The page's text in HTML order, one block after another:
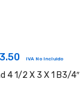
IVA No Incluido
4 1/2 X 3 X 1 B3/4″